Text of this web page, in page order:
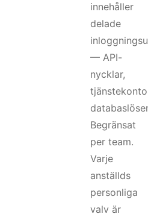
innehåller
delade
— API-
nycklar,
Begränsat
per team.
Varje
anställds
personliga
valv är